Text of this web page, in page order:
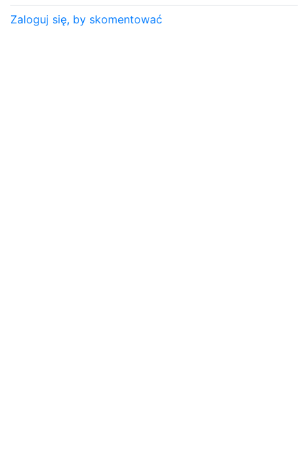
Zaloguj się, by skomentować